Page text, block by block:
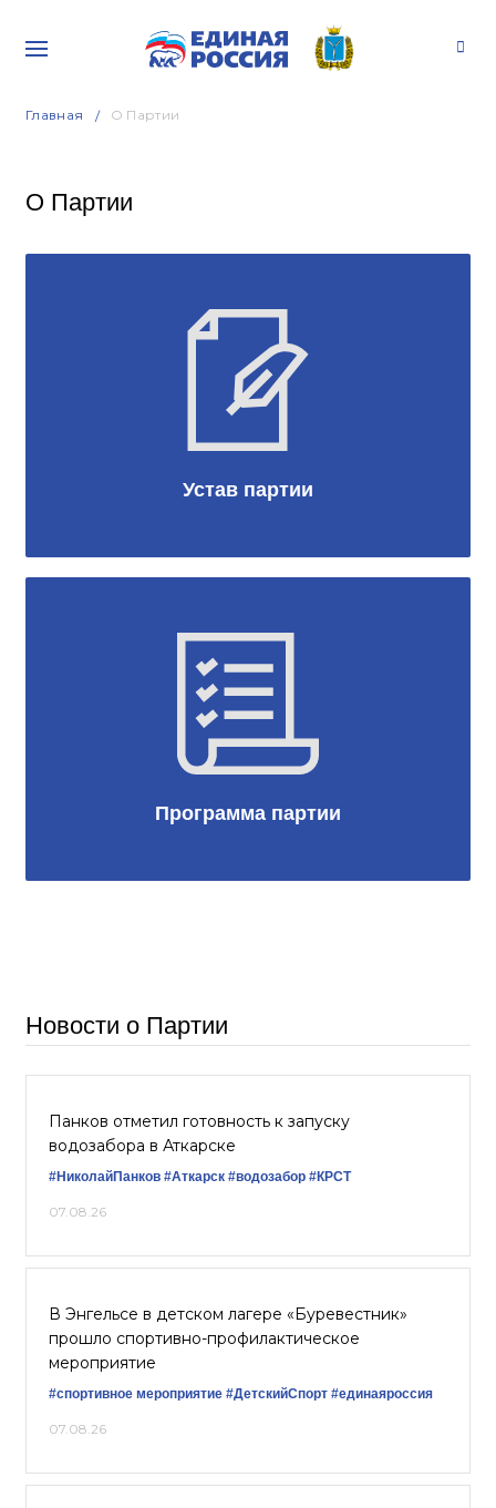
Главная О Партии
О Партии
Устав партии
Программа партии
Новости о Партии
Панков отметил готовность к запуску
водозабора в Аткарске
#НиколайПанков #Аткарск #водозабор #КРСТ
07.08.26
В Энгельсе в детском лагере «Буревестник»
прошло спортивно-профилактическое
мероприятие
#спортивное мероприятие #ДетскийСпорт #единаяроссия
07.08.26